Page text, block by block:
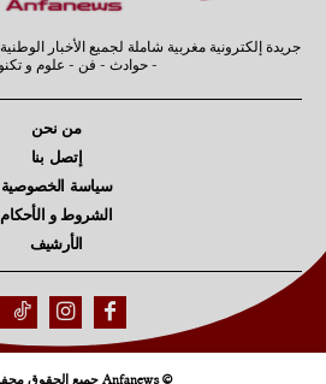
جريدة إلكترونية مغربية شاملة لجميع الأخبار
- حوادث - فن - علوم و
من نحن
إتصل بنا
سياسة الخصوصية
الشروط و الأحكام
الأرشيف
© Anfanews جميع الحقوق محفوظة لموقع